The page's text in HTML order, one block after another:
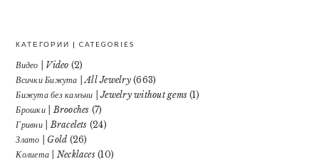
КАТЕГОРИИ | CATEGORIES
Видео | Video (2)
Всички Бижута | All Jewelry(663)
Бижута без камъни | Jewelry without gems (1)
Брошки | Brooches (7)
Гривни | Bracelets (24)
Злато | Gold (26)
Колиета | Necklaces(10)